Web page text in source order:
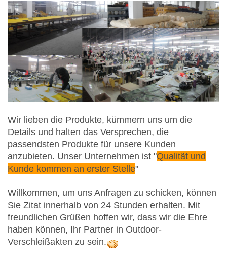
Wir lieben die Produkte, kümmern uns um die
Details und halten das Versprechen, die
passendsten Produkte für unsere Kunden
anzubieten. Unser Unternehmen ist "Qualität und
Kunde kommen an erster Stelle"
Willkommen, um uns Anfragen zu schicken, können
Sie Zitat innerhalb von 24 Stunden erhalten. Mit
freundlichen Grüßen hoffen wir, dass wir die Ehre
haben können, Ihr Partner in Outdoor-
Verschleißakten zu sein.